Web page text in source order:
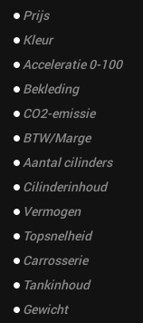
Prijs
Kleur
Acceleratie 0-100
Bekleding
CO2-emissie
BTW/Marge
Aantal cilinders
Cilinderinhoud
Vermogen
Topsnelheid
Carrosserie
Tankinhoud
Gewicht